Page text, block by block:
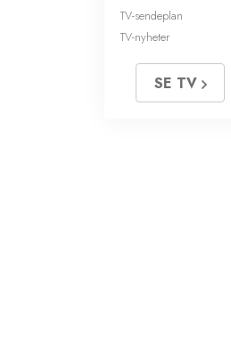
TV-sendeplan
TV-nyheter
SE TV